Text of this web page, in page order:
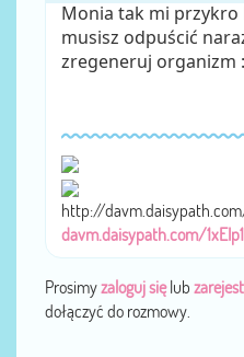
Monia tak mi przykro
musisz odpuścić
zregeneruj organizm
http://
davm.daisypath.com/
Prosimyzaloguj sięlub
dołączyć do rozmowy.